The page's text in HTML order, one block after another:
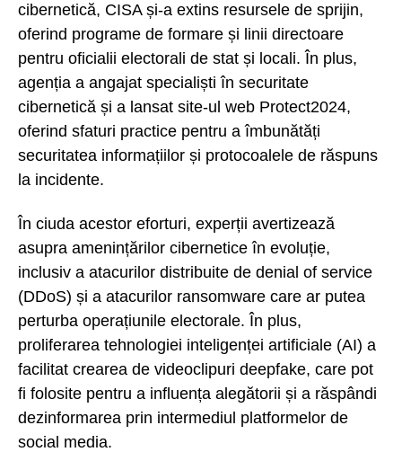
cibernetică, CISA și-a extins resursele de sprijin,
oferind programe de formare și linii directoare
pentru oficialii electorali de stat și locali. În plus,
agenția a angajat specialiști în securitate
cibernetică și a lansat site-ul web Protect2024,
oferind sfaturi practice pentru a îmbunătăți
securitatea informațiilor și protocoalele de răspuns
la incidente.
În ciuda acestor eforturi, experții avertizează
asupra amenințărilor cibernetice în evoluție,
inclusiv a atacurilor distribuite de denial of service
(DDoS) și a atacurilor ransomware care ar putea
perturba operațiunile electorale. În plus,
proliferarea tehnologiei inteligenței artificiale (AI) a
facilitat crearea de videoclipuri deepfake, care pot
fi folosite pentru a influența alegătorii și a răspândi
dezinformarea prin intermediul platformelor de
social media.